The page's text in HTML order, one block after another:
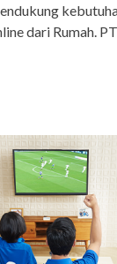
dari Rumah. PT